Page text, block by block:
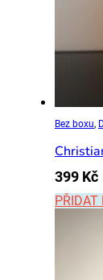
Bez boxu,
399 Kč
PŘIDAT